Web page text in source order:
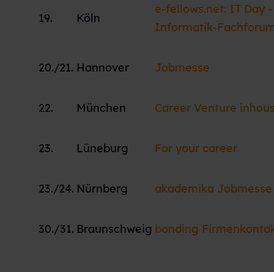
19. Köln
e-fellows.net: IT Day
Informatik-
20./21. Hannover Jobmesse
22. München Career Venture
23. Lüneburg For your career
23./24. Nürnberg akademika Jobmesse
30./31. Braunschweig bonding